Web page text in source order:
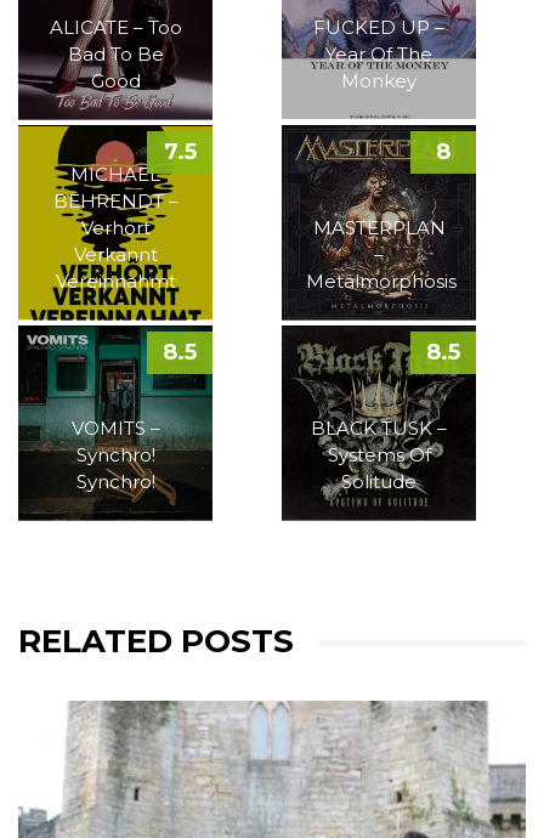
ALICATE – Too
Bad To Be
Good
FUCKED UP –
Year Of The
Monkey
MICHAEL
BEHRENDT –
Verhört
Verkannt
Vereinnahmt
7.5
MASTERPLAN
–
Metalmorphosis
8
VOMITS –
Synchro!
Synchro!
8.5
BLACK TUSK –
Systems Of
Solitude
8.5
RELATED POSTS